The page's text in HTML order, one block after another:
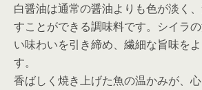
白醤油は通常の醤油よりも色が淡く
すことができる調味料です。シイラ
い味わいを引き締め、繊細な旨味を
す。
香ばしく焼き上げた魚の温かみが、